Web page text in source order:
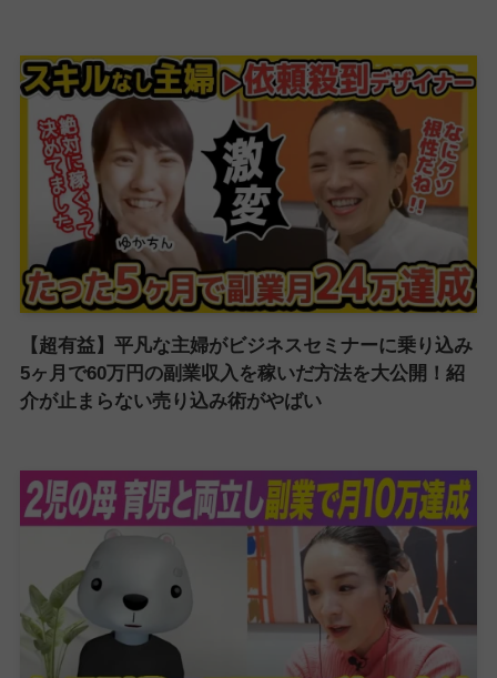
【超有益】平凡な主婦がビジネスセミナーに乗り込み
5ヶ月で60万円の副業収入を稼いだ方法を大公開！紹
介が止まらない売り込み術がやばい